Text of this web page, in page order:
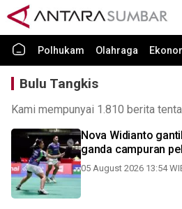
Polhukam Olahraga
Bulu Tangkis
Kami mempunyai 1.810 berita
Nova Widianto
ganda campuran
05 August 2026 13:54